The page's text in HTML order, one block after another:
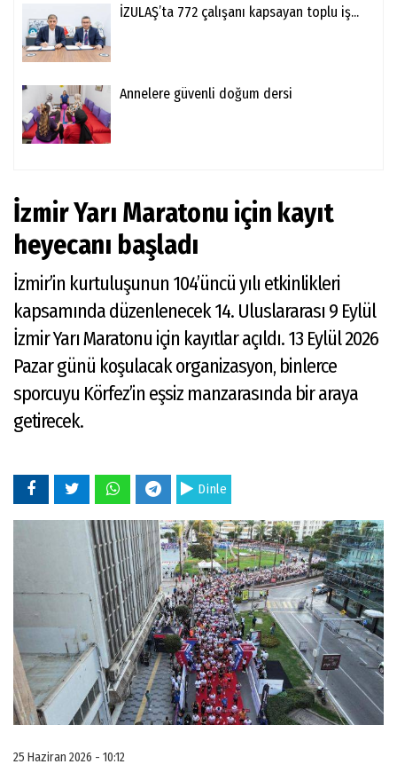
İZULAŞ’ta 772 çalışanı kapsayan toplu iş...
Annelere güvenli doğum dersi
İzmir Yarı Maratonu için kayıt
heyecanı başladı
İzmir’in kurtuluşunun 104’üncü yılı etkinlikleri
kapsamında düzenlenecek 14. Uluslararası 9 Eylül
İzmir Yarı Maratonu için kayıtlar açıldı. 13 Eylül 2026
Pazar günü koşulacak organizasyon, binlerce
sporcuyu Körfez’in eşsiz manzarasında bir araya
getirecek.
Dinle
25 Haziran 2026 - 10:12